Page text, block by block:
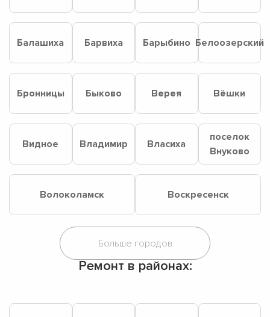
Балашиха Барвиха Барыбино Белоозерский
Бронницы Быково Верея Вёшки
Видное Владимир Власиха
поселок
Внуково
Волоколамск Воскресенск
Ремонт в районах: